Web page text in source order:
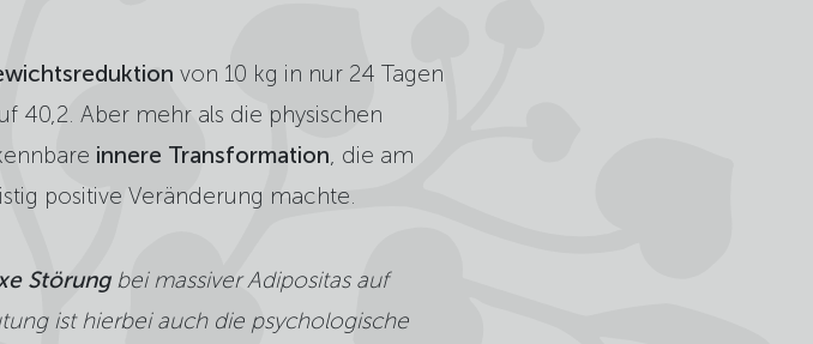
von 10 kg in nur 24 Tagen
40,2. Aber mehr als die physischen
innere Transformation, die am
positive Veränderung machte.
Störungbei massiver Adipositas auf
ist hierbei auch die psychologische